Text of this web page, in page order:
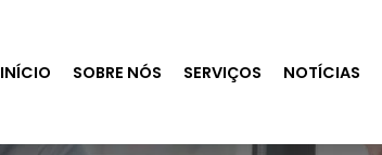
INÍCIO SOBRE NÓS SERVIÇOS NOTÍCIAS